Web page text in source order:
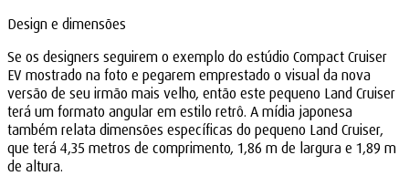
Design e dimensões
Se os designers seguirem o exemplo do estúdio Compact Cruiser
EV mostrado na foto e pegarem emprestado o visual da nova
versão de seu irmão mais velho, então este pequeno Land Cruiser
terá um formato angular em estilo retrô. A mídia japonesa
também relata dimensões específicas do pequeno Land Cruiser,
que terá 4,35 metros de comprimento, 1,86 m de largura e 1,89 m
de altura.